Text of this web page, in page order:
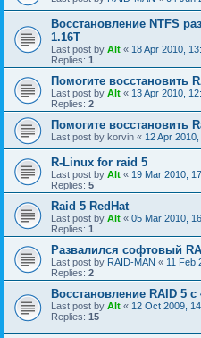
Восстановление NTFS
1.16Т
Last post by Alt « 18 Apr 2010,
Replies: 1
Помогите восстановить
Last post by Alt « 13 Apr 2010,
Replies: 2
Помогите восстановить
Last post by korvin « 12 Apr
R-Linux for raid 5
Last post by Alt « 19 Mar 2010,
Replies: 5
Raid 5 RedHat
Last post by Alt « 05 Mar 2010,
Replies: 1
Развалился софтовый
Last post by RAID-MAN « 11 Feb
Replies: 2
Восстановление RAID 5
Last post by Alt « 12 Oct 2009,
Replies: 15